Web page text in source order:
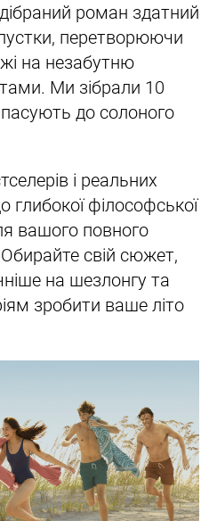
роман здатний
перетворюючи
на незабутню
Ми зібрали 10
пасують до солоного
і реальних
глибокої філософської
вашого повного
свій сюжет,
на шезлонгу та
зробити ваше літо